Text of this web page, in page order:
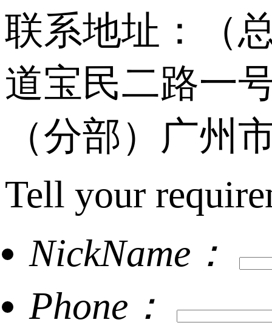
联系地址：（
道宝民二路一
（分部）广州
Tell your
NickName：
Phone：